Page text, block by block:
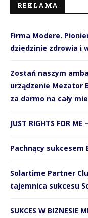
REKLAMA
Firma Modere.
dziedzinie zdrowia i
Zostań naszym
urządzenie Mezator
za darmo na cały
JUST RIGHTS FOR
Pachnący sukcesem
Solartime Partner
tajemnica sukcesu
SUKCES W